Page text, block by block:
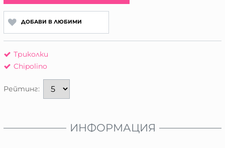
ДОБАВИ В ЛЮБИМИ
Триколки
Chipolino
Рейтинг:
ИНФОРМАЦИЯ